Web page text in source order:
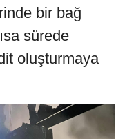
bir bağ
sürede
oluşturmaya